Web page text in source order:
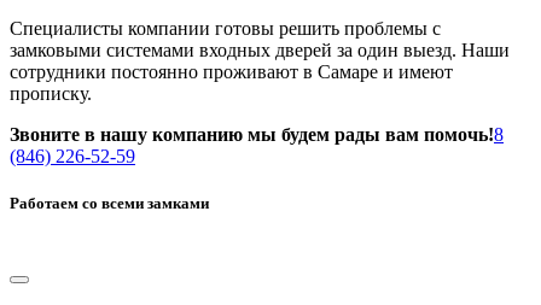
Специалисты компании готовы решить проблемы с
замковыми системами входных дверей за один выезд. Наши
сотрудники постоянно проживают в Самаре и имеют
прописку.
Звоните в нашу компанию мы будем рады вам помочь!8
(846) 226-52-59
Работаем со всеми замками